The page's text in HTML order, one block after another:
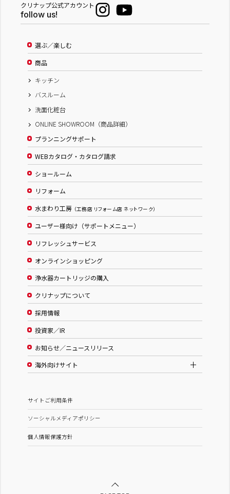
クリナップ公式アカウント
follow us!
選ぶ／楽しむ
商品
キッチン
バスルーム
洗面化粧台
ONLINE SHOWROOM（商品詳細）
プランニングサポート
WEBカタログ・カタログ請求
ショールーム
リフォーム
水まわり工房 （工務店 リフォーム店 ネットワーク）
ユーザー様向け（サポートメニュー）
リフレッシュサービス
オンラインショッピング
浄水器カートリッジの購入
クリナップについて
採用情報
投資家／IR
お知らせ／ニュースリリース
海外向けサイト
サイトご利用条件
ソーシャルメディアポリシー
個人情報保護方針